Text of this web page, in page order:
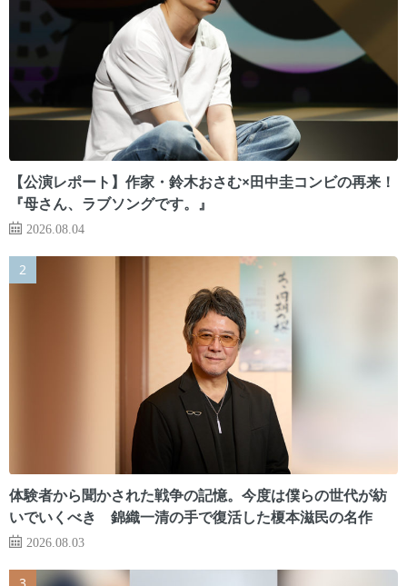
【公演レポート】作家・鈴木おさむ×田中圭コンビの再来！
『母さん、ラブソングです。』
2026.08.04
体験者から聞かされた戦争の記憶。今度は僕らの世代が紡
いでいくべき 錦織一清の手で復活した榎本滋民の名作
2026.08.03